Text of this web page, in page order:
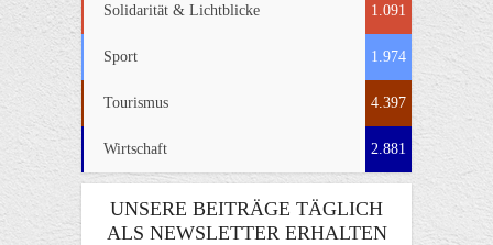
Solidarität & Lichtblicke 1.091
Sport 1.974
Tourismus 4.397
Wirtschaft 2.881
UNSERE BEITRÄGE TÄGLICH
ALS NEWSLETTER ERHALTEN